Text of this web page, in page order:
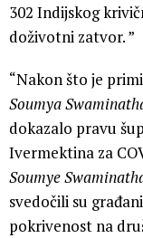
302 Indijskog
doživotni zatvor. ”
“Nakon što je
Soumya
dokazalo pravu
Ivermektina za
Soumye
svedočili su
pokrivenost na